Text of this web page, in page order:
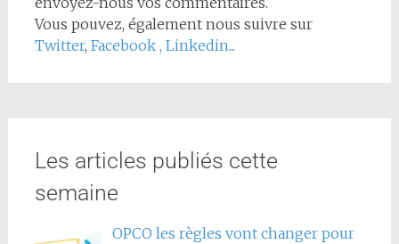
Vous pouvez, également nous suivre sur
Twitter, Facebook , Linkedin...
Les articles publiés cette
semaine
OPCO les règles vont changer pour